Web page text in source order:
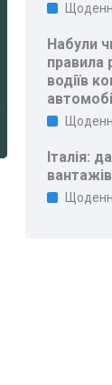
Набули
правила
водіїв
Італія: